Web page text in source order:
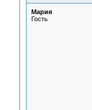
Мария
Гость